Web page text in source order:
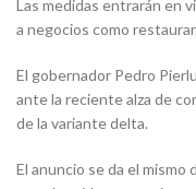
Las medidas entrarán en
a negocios como
El gobernador Pedro
ante la reciente alza de
de la variante delta.
El anuncio se da el